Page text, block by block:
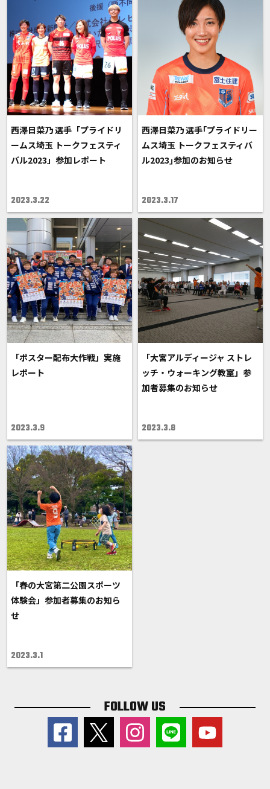
西澤日菜乃 選手「プライドリ
ームス埼玉 トークフェスティ
バル2023」参加レポート
2023.3.22
西澤日菜乃 選手｢プライドリー
ムス埼玉 トークフェスティバ
ル2023｣参加のお知らせ
2023.3.17
「ポスター配布大作戦」実施
レポート
2023.3.9
「大宮アルディージャ ストレ
ッチ・ウォーキング教室」参
加者募集のお知らせ
2023.3.8
「春の大宮第二公園スポーツ
体験会」参加者募集のお知ら
せ
2023.3.1
FOLLOW US